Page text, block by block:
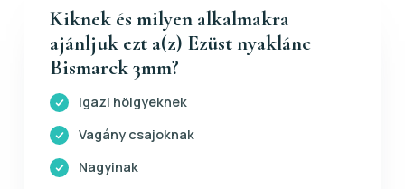
Kiknek és milyen alkalmakra
ajánljuk ezt a(z) Ezüst nyaklánc
Bismarck 3mm?
Igazi hölgyeknek
Vagány csajoknak
Nagyinak